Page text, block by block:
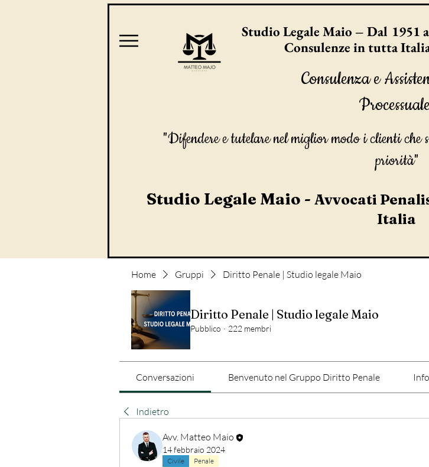
Studio Legale Maio – Dal
Consulenze in tutta
Consulenza e
"Difendere e tutelare nel miglior modo i clienti
priorità"
Studio Legale Maio - Avvocati
Italia
Home Gruppi Diritto Penale | Studio legale Maio
Diritto Penale | Studio legale Maio
Pubblico · 222 membri
Conversazioni Benvenuto nel Gruppo Diritto Penale Info
Indietro
Avv. Matteo Maio
14 febbraio 2024
Civile Penale